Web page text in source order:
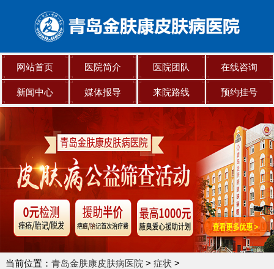
网站首页 医院简介 医院团队 在线咨询
新闻中心 媒体报导 来院路线 预约挂号
当前位置： 青岛金肤康皮肤病医院 > 症状 >